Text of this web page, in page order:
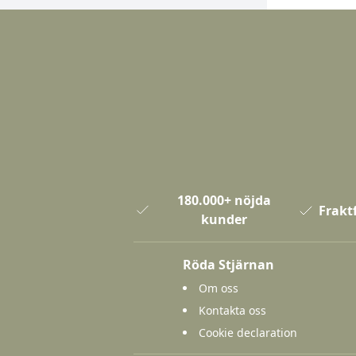
180.000+ nöjda
kunder
Röda Stjärnan
Om oss
Kontakta oss
Cookie declaration